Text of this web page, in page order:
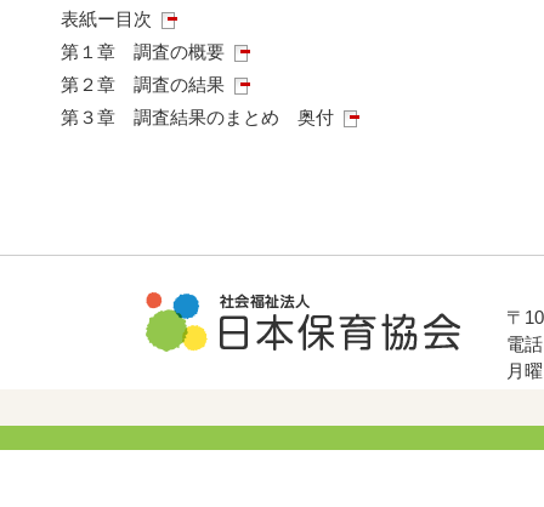
表紙ー目次
第１章 調査の概要
第２章 調査の結果
第３章 調査結果のまとめ 奥付
〒
電
月